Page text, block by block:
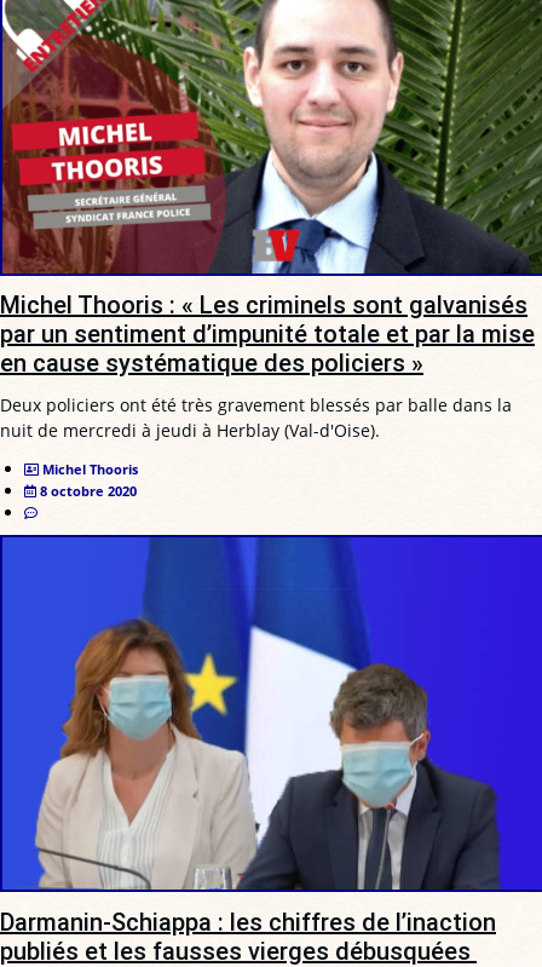
Michel Thooris : « Les criminels sont galvanisés
par un sentiment d’impunité totale et par la mise
en cause systématique des policiers »
Deux policiers ont été très gravement blessés par balle dans la
nuit de mercredi à jeudi à Herblay (Val-d'Oise).
Michel Thooris
8 octobre 2020
Darmanin-Schiappa : les chiffres de l’inaction
publiés et les fausses vierges débusquées